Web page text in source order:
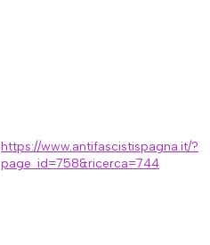
https://www.antifascistispagna.it/?
page_id=758&ricerca=744